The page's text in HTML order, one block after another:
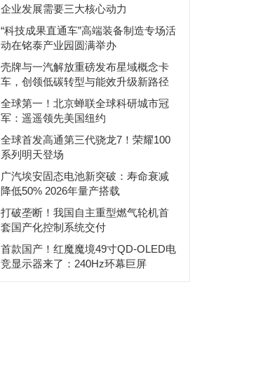
企业发展需要三大核心动力
“科技成果直通车”高端装备制造专场活
动在铭泰产业园圆满举办
壳牌与一汽解放重磅发布星域概念卡
车，创领低碳转型与能效升级新路径
全球第一！北京蝉联全球科研城市冠
军：遥遥领先美国纽约
全球首发高通第三代骁龙7！荣耀100
系列明天登场
广汽埃安固态电池新突破：寿命衰减
降低50% 2026年量产搭载
打破垄断！我国自主重型燃气轮机首
套国产化控制系统交付
首款国产！红魔魔境49寸QD-OLED电
竞显示器来了：240Hz环幕巨屏